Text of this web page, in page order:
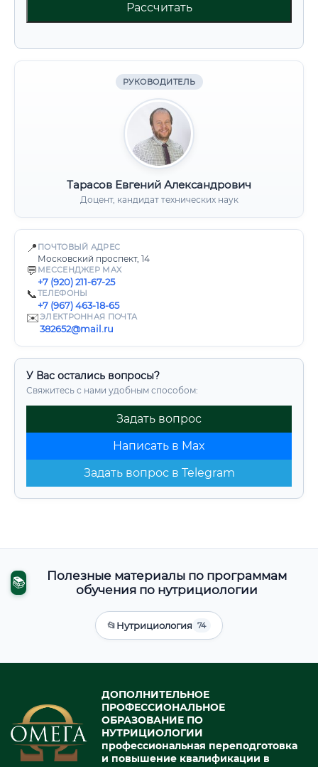
Рассчитать
РУКОВОДИТЕЛЬ
Тарасов Евгений Александрович
Доцент, кандидат технических наук
📍 ПОЧТОВЫЙ АДРЕС
Московский проспект, 14
💬 МЕССЕНДЖЕР MAX
+7 (920) 211-67-25
📞ТЕЛЕФОНЫ
+7 (967) 463-18-65
✉️ЭЛЕКТРОННАЯ ПОЧТА
382652@mail.ru
У Вас остались вопросы?
Свяжитесь с нами удобным способом:
Задать вопрос
Написать в Max
Задать вопрос в Telegram
📚
Полезные материалы по программам
обучения по нутрициологии
📂Нутрициология 74
ДОПОЛНИТЕЛЬНОЕ
ПРОФЕССИОНАЛЬНОЕ
ОБРАЗОВАНИЕ ПО
НУТРИЦИОЛОГИИ
профессиональная переподготовка
и повышение квалификации в